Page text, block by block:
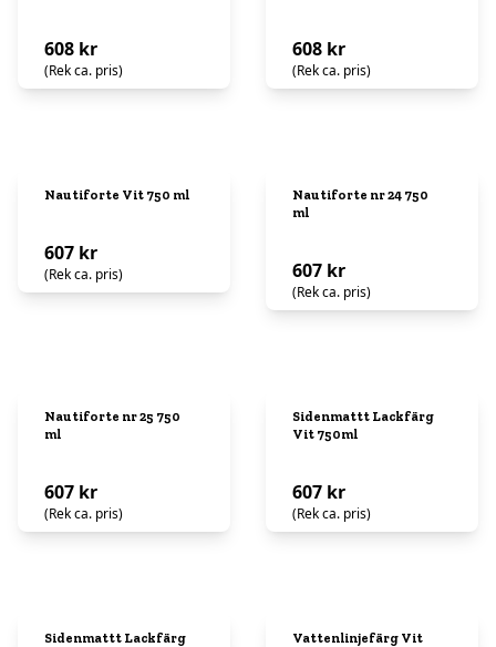
608 kr
(Rek ca. pris)
608 kr
(Rek ca. pris)
Nautiforte Vit 750 ml
607 kr
(Rek ca. pris)
Nautiforte nr 24 750
ml
607 kr
(Rek ca. pris)
Nautiforte nr 25 750
ml
607 kr
(Rek ca. pris)
Sidenmattt Lackfärg
Vit 750ml
607 kr
(Rek ca. pris)
Sidenmattt Lackfärg
Vattenlinjefärg Vit